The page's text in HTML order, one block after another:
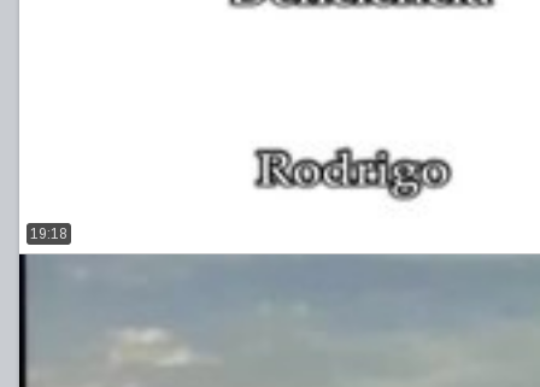
19:18